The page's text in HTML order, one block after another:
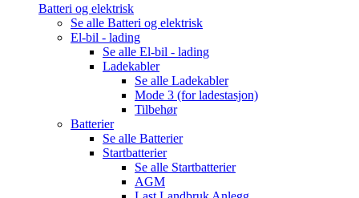
Batteri og elektrisk
Se alle Batteri og elektrisk
El-bil - lading
Se alle El-bil - lading
Ladekabler
Se alle Ladekabler
Mode 3 (for ladestasjon)
Tilbehør
Batterier
Se alle Batterier
Startbatterier
Se alle Startbatterier
AGM